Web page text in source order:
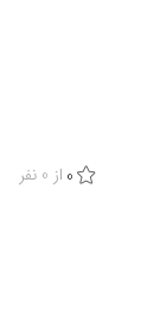
0 از 0 نفر